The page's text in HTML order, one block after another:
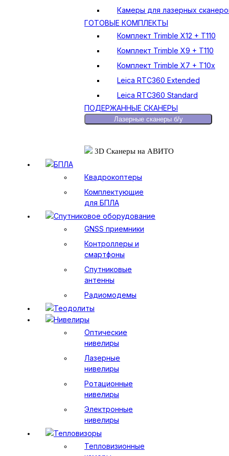
Камеры для лазерных
ГОТОВЫЕ КОМПЛЕКТЫ
Комплект Trimble X12 + T110
Комплект Trimble X9 + T110
Комплект Trimble X7 + T10x
Leica RTC360 Extended
Leica RTC360 Standard
ПОДЕРЖАННЫЕ СКАНЕРЫ
Лазерные сканеры б/у
3D Сканеры на АВИТО
БПЛА
Квадрокоптеры
Комплектующие
для БПЛА
Спутниковое оборудование
GNSS приемники
Контроллеры и
смартфоны
Спутниковые
антенны
Радиомодемы
Теодолиты
Нивелиры
Оптические
нивелиры
Лазерные
нивелиры
Ротационные
нивелиры
Электронные
нивелиры
Тепловизоры
Тепловизионные